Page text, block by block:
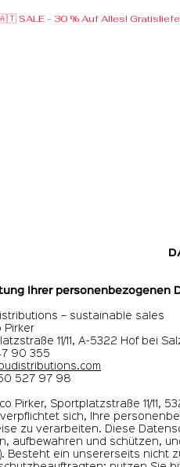
Ihrer personenbezogenen
– sustainable sales
11/11, A-5322 Hof bei
90 355
527 97 98
Pirker, Sportplatzstraße 11/
verpflichtet sich, Ihre
zu verarbeiten. Diese
aufbewahren und schützen,
Besteht ein unsererseits nicht